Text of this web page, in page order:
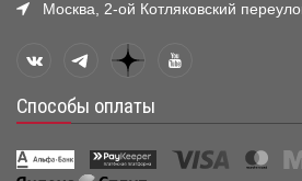
Москва, 2-ой Котляковский
Способы оплаты